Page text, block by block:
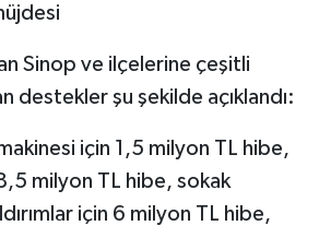
Sinop ve ilçelerine çeşitli
destekler şu şekilde açıklandı:
için 1,5 milyon TL hibe,
milyon TL hibe, sokak
için 6 milyon TL hibe,